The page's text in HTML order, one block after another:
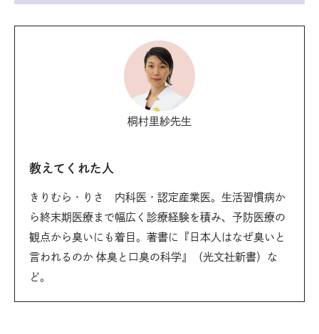
桐村里紗先生
教えてくれた人
きりむら・りさ 内科医・認定産業医。生活習慣病か
ら終末期医療まで幅広く診療経験を積み、予防医療の
観点から臭いにも着目。著書に『日本人はなぜ臭いと
言われるのか 体臭と口臭の科学』（光文社新書）な
ど。